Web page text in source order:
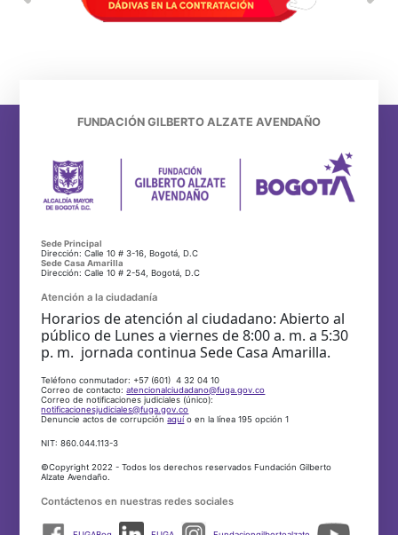
FUNDACIÓN GILBERTO ALZATE AVENDAÑO
Sede Principal
Dirección: Calle 10 # 3-16, Bogotá, D.C
Sede Casa Amarilla
Dirección: Calle 10 # 2-54, Bogotá, D.C
Atención a la ciudadanía
Horarios de atención al ciudadano: Abierto al
público de Lunes a viernes de 8:00 a. m. a 5:30
p. m. jornada continua Sede Casa Amarilla.
Teléfono conmutador: +57 (601) 4 32 04 10
Correo de contacto:atencionalciudadano@fuga.gov.co
Correo de notificaciones judiciales (único):
notificacionesjudiciales@fuga.gov.co
Denuncie actos de corrupciónaquío en la línea 195 opción 1
NIT: 860.044.113-3
©Copyright 2022 - Todos los derechos reservados Fundación Gilberto
Alzate Avendaño.
Contáctenos en nuestras redes sociales